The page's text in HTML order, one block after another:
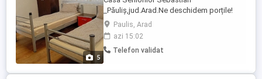
5
_Păuliș,jud.Arad.Ne deschidem porțile!
Casa Seniorilor Sebastian oferă îngrijire și
asistență pentru persoane vârstnice într-
un mediu sigur ,curat și liniștit,unde
respectul și grija sunt pe primul loc.
permanentă.Mese zilnice.Asistență în
Paulis, Arad
azi 15:02
Telefon validat